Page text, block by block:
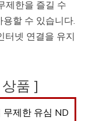
제한을 즐길 수
할 수 있습니다.
터넷 연결을 유지
품 ]
무제한 유심 ND